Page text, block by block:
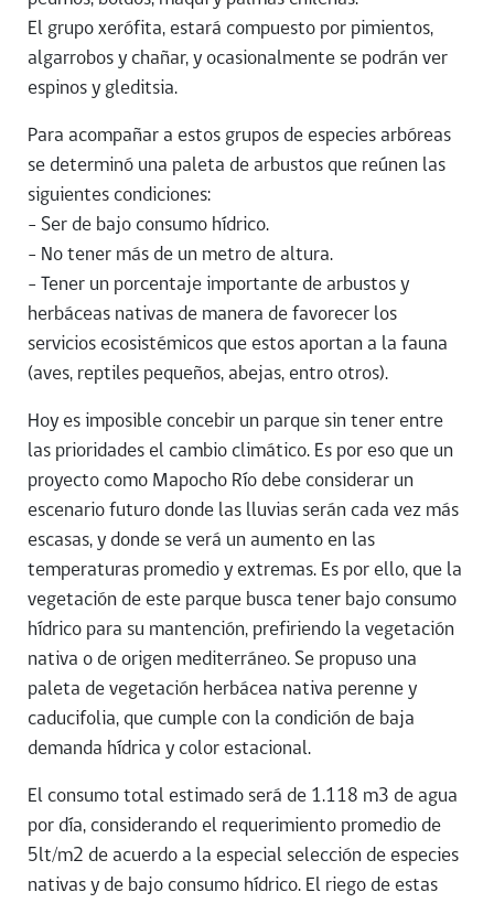
El grupo xerófita, estará compuesto por pimientos,
algarrobos y chañar, y ocasionalmente se podrán ver
espinos y gleditsia.
Para acompañar a estos grupos de especies arbóreas
se determinó una paleta de arbustos que reúnen las
siguientes condiciones:
– Ser de bajo consumo hídrico.
– No tener más de un metro de altura.
– Tener un porcentaje importante de arbustos y
herbáceas nativas de manera de favorecer los
servicios ecosistémicos que estos aportan a la fauna
(aves, reptiles pequeños, abejas, entro otros).
Hoy es imposible concebir un parque sin tener entre
las prioridades el cambio climático. Es por eso que un
proyecto como Mapocho Río debe considerar un
escenario futuro donde las lluvias serán cada vez más
escasas, y donde se verá un aumento en las
temperaturas promedio y extremas. Es por ello, que la
vegetación de este parque busca tener bajo consumo
hídrico para su mantención, prefiriendo la vegetación
nativa o de origen mediterráneo. Se propuso una
paleta de vegetación herbácea nativa perenne y
caducifolia, que cumple con la condición de baja
demanda hídrica y color estacional.
El consumo total estimado será de 1.118 m3 de agua
por día, considerando el requerimiento promedio de
5lt/m2 de acuerdo a la especial selección de especies
nativas y de bajo consumo hídrico. El riego de estas